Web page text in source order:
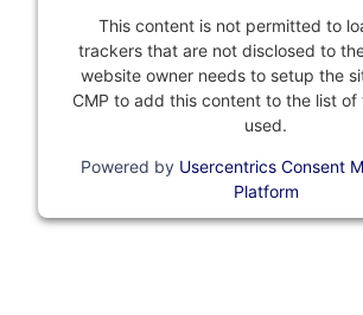
This content is not permitted to
trackers that are not disclosed to
website owner needs to setup the
CMP to add this content to the list of
used.
Powered by Usercentrics Consent
Platform